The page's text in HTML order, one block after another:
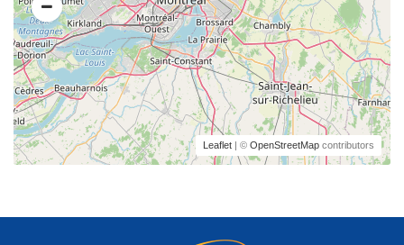
Leaflet | © OpenStreetMap contributors